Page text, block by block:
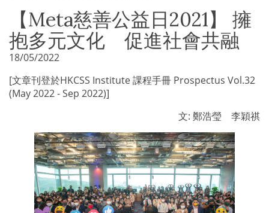
【Meta慈善公益日2021】 擁
抱多元文化 促進社會共融
18/05/2022
[文章刊登於HKCSS Institute 課程手冊 Prospectus Vol.32
(May 2022 - Sep 2022)]
文: 鄭浩瑩 李穎祺